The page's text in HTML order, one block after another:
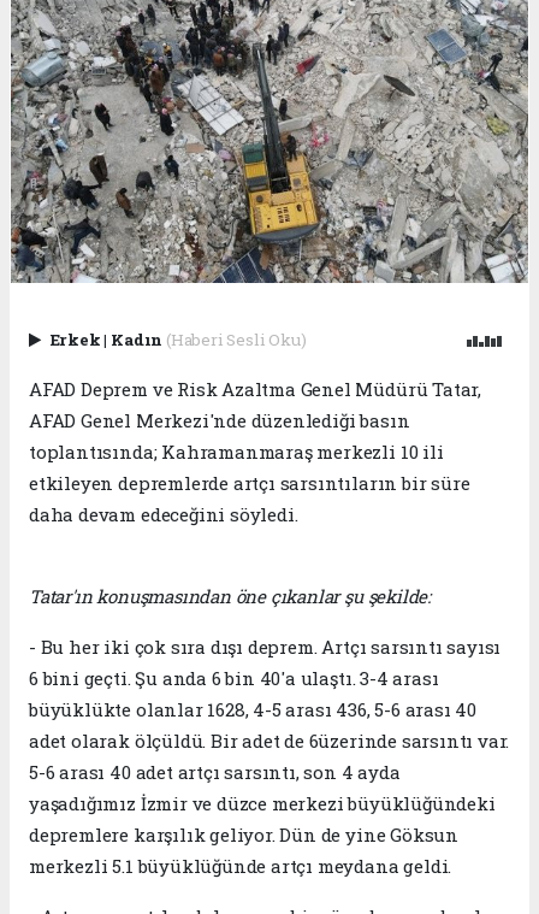
Erkek| Kadın (Haberi Sesli Oku)
AFAD Deprem ve Risk Azaltma Genel Müdürü Tatar,
AFAD Genel Merkezi'nde düzenlediği basın
toplantısında; Kahramanmaraş merkezli 10 ili
etkileyen depremlerde artçı sarsıntıların bir süre
daha devam edeceğini söyledi.
Tatar'ın konuşmasından öne çıkanlar şu şekilde:
- Bu her iki çok sıra dışı deprem. Artçı sarsıntı sayısı
6 bini geçti. Şu anda 6 bin 40'a ulaştı. 3-4 arası
büyüklükte olanlar 1628, 4-5 arası 436, 5-6 arası 40
adet olarak ölçüldü. Bir adet de 6üzerinde sarsıntı var.
5-6 arası 40 adet artçı sarsıntı, son 4 ayda
yaşadığımız İzmir ve düzce merkezi büyüklüğündeki
depremlere karşılık geliyor. Dün de yine Göksun
merkezli 5.1 büyüklüğünde artçı meydana geldi.